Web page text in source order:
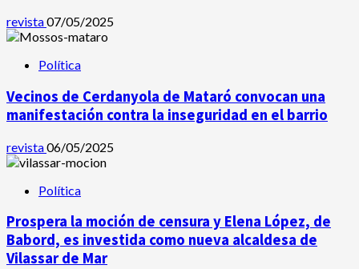
revista07/05/2025
Política
Vecinos de Cerdanyola de Mataró convocan una
manifestación contra la inseguridad en el barrio
revista06/05/2025
Política
Prospera la moción de censura y Elena López, de
Babord, es investida como nueva alcaldesa de
Vilassar de Mar